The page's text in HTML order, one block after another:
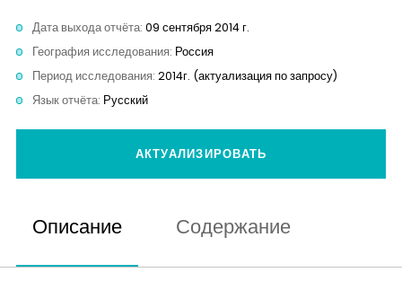
Контакты
Дата выхода отчёта: 09 сентября 2014 г.
География исследования: Россия
Период исследования: 2014г. (актуализация по запросу)
Язык отчёта: Русский
АКТУАЛИЗИРОВАТЬ
Описание Содержание